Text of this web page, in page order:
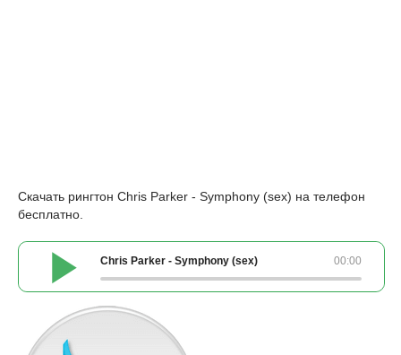
Скачать рингтон Chris Parker - Symphony (sex) на телефон
бесплатно.
00:00
Chris Parker - Symphony (sex)